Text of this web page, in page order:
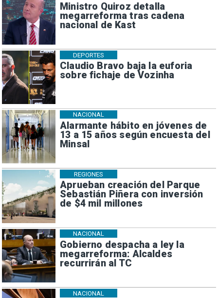
Ministro Quiroz detalla
megarreforma tras cadena
nacional de Kast
Claudio Bravo baja la euforia
sobre fichaje de Vozinha
DEPORTES
Alarmante hábito en jóvenes de
13 a 15 años según encuesta del
Minsal
NACIONAL
Aprueban creación del Parque
Sebastián Piñera con inversión
de $4 mil millones
REGIONES
Gobierno despacha a ley la
megarreforma: Alcaldes
recurrirán al TC
NACIONAL
NACIONAL